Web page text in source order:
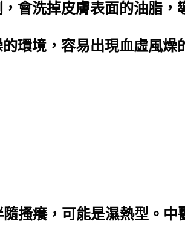
會洗掉皮膚表面的油脂，
環境，容易出現血虛風燥
搔癢，可能是濕熱型。